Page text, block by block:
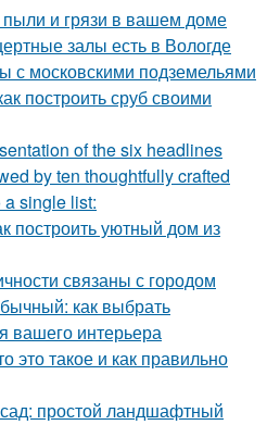
пыли и грязи в вашем доме
залы есть в Вологде
с московскими подземельями
построить сруб своими
of the six headlines
by ten thoughtfully crafted
single list:
построить уютный дом из
связаны с городом
как выбрать
вашего интерьера
это такое и как правильно
простой ландшафтный